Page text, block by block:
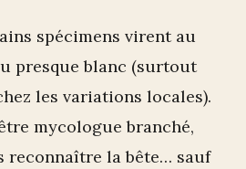
spécimens virent au
presque blanc (surtout
les variations locales).
mycologue branché,
reconnaître la bête… sauf